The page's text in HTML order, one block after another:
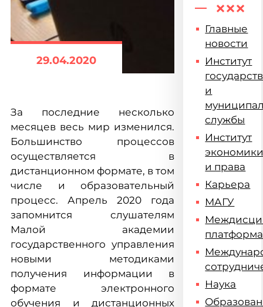
29.04.2020
За последние несколько
месяцев весь мир изменился.
Большинство процессов
осуществляется в
дистанционном формате, в том
числе и образовательный
процесс. Апрель 2020 года
запомнится слушателям
Малой академии
государственного управления
новыми методиками
получения информации в
формате электронного
обучения и дистанционных
Главные
новости
Институт
и
службы
Институт
и права
Карьера
МАГУ
платформа
Наука